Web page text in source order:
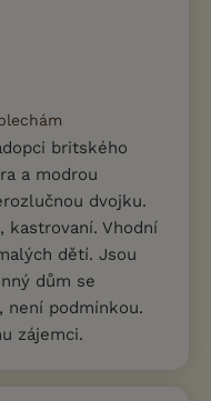
britského
a modrou
dvojku.
kastrovaní. Vhodní
dětí. Jsou
dům se
není podmínkou.
zájemci.